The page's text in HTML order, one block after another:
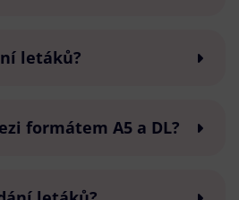
letáků?
formátem A5 a DL?